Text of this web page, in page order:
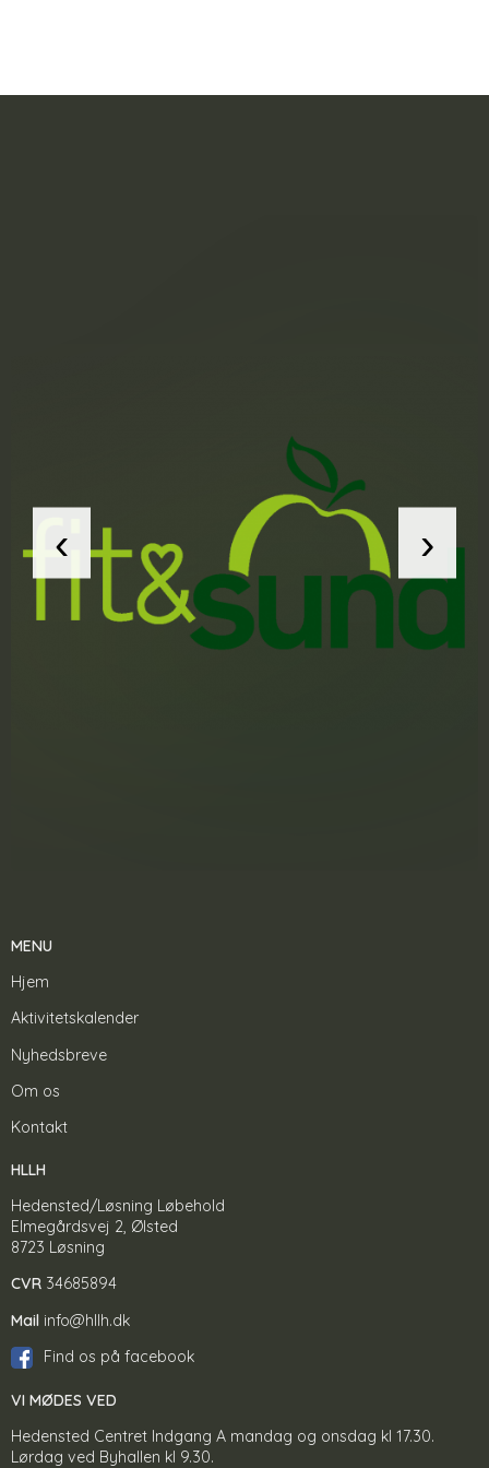
‹ ›
MENU
Hjem
Aktivitetskalender
Nyhedsbreve
Om os
Kontakt
HLLH
Hedensted/Løsning Løbehold
Elmegårdsvej 2, Ølsted
8723 Løsning
CVR 34685894
Mail info@hllh.dk
Find os på facebook
VI MØDES VED
Hedensted Centret Indgang A mandag og onsdag kl 17.30.
Lørdag ved Byhallen kl 9.30.